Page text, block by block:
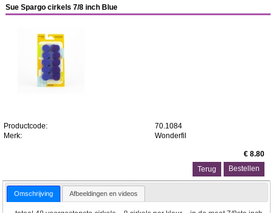
Sue Spargo cirkels 7/8 inch Blue
Productcode:
70.1084
Merk:
Wonderfil
€ 8.80
Terug
Omschrijving Afbeeldingen en videos